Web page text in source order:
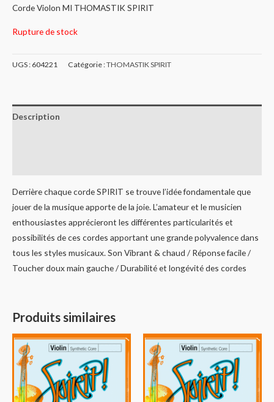
Corde Violon MI THOMASTIK SPIRIT
Rupture de stock
UGS : 604221 Catégorie :THOMASTIK SPIRIT
Description
Derrière chaque corde SPIRIT se trouve l’idée fondamentale que
jouer de la musique apporte de la joie. L’amateur et le musicien
enthousiastes apprécieront les différentes particularités et
possibilités de ces cordes apportant une grande polyvalence dans
tous les styles musicaux. Son Vibrant & chaud / Réponse facile /
Toucher doux main gauche / Durabilité et longévité des cordes
Produits similaires